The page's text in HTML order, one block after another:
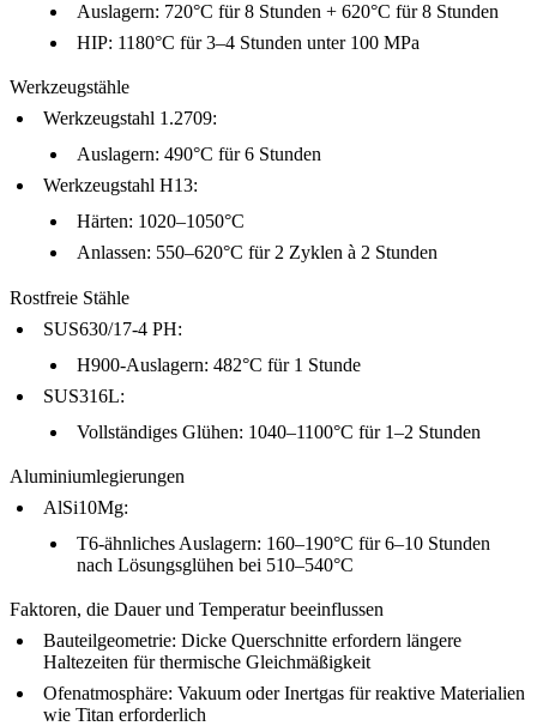
Auslagern: 720°C für 8 Stunden + 620°C für 8 Stunden
HIP: 1180°C für 3–4 Stunden unter 100 MPa
Werkzeugstähle
Werkzeugstahl 1.2709:
Auslagern: 490°C für 6 Stunden
Werkzeugstahl H13:
Härten: 1020–1050°C
Anlassen: 550–620°C für 2 Zyklen à 2 Stunden
Rostfreie Stähle
SUS630/17-4 PH:
H900-Auslagern: 482°C für 1 Stunde
SUS316L:
Vollständiges Glühen: 1040–1100°C für 1–2 Stunden
Aluminiumlegierungen
AlSi10Mg:
T6-ähnliches Auslagern: 160–190°C für 6–10 Stunden
nach Lösungsglühen bei 510–540°C
Faktoren, die Dauer und Temperatur beeinflussen
Bauteilgeometrie: Dicke Querschnitte erfordern längere
Haltezeiten für thermische Gleichmäßigkeit
Ofenatmosphäre: Vakuum oder Inertgas für reaktive Materialien
wie Titan erforderlich